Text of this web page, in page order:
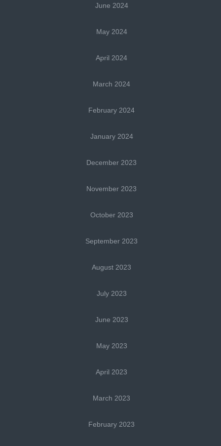
June 2024
May 2024
April 2024
March 2024
February 2024
January 2024
December 2023
November 2023
October 2023
September 2023
August 2023
July 2023
June 2023
May 2023
April 2023
March 2023
February 2023